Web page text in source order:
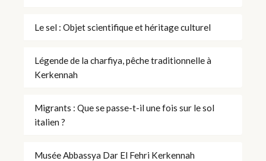
Le sel : Objet scientifique et héritage culturel
Légende de la charfiya, pêche traditionnelle à
Kerkennah
Migrants : Que se passe-t-il une fois sur le sol
italien ?
Musée Abbassya Dar El Fehri Kerkennah